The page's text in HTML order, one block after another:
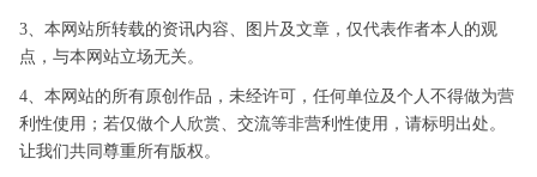
3、本网站所转载的资讯内容、图片及文章，仅代表作者本人的观
点，与本网站立场无关。
4、本网站的所有原创作品，未经许可，任何单位及个人不得做为营
利性使用；若仅做个人欣赏、交流等非营利性使用，请标明出处。
让我们共同尊重所有版权。